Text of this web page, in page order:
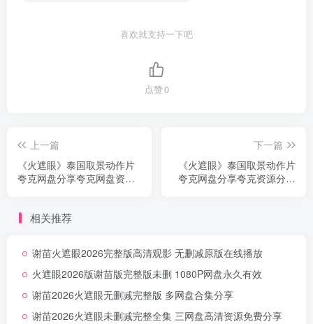
喜欢就支持一下吧
点赞0
上一篇
《火遮眼》泰国取景动作片
夸克网盘分享夸克网盘资源
下一篇
《火遮眼》泰国取景动作片
夸克网盘分享夸克资源分享
相关推荐
谢苗火遮眼2026完整版高清观影 无删减原版在线播放
火遮眼2026版谢苗版完整版未删 1080P网盘永久有效
谢苗2026火遮眼无删减完整版 多网盘合集分享
谢苗2026火遮眼未删减完整全集 三网盘高清资源免费分享